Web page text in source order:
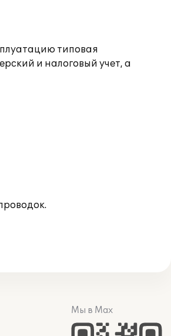
типовая
и налоговый учет, а
Мы в Max